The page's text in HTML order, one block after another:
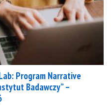
Program Narrative
Badawczy” –